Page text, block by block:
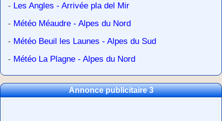
- Les Angles - Arrivée pla del Mir
- Météo Méaudre - Alpes du Nord
- Météo Beuil les Launes - Alpes du Sud
- Météo La Plagne - Alpes du Nord
Annonce publicitaire 3